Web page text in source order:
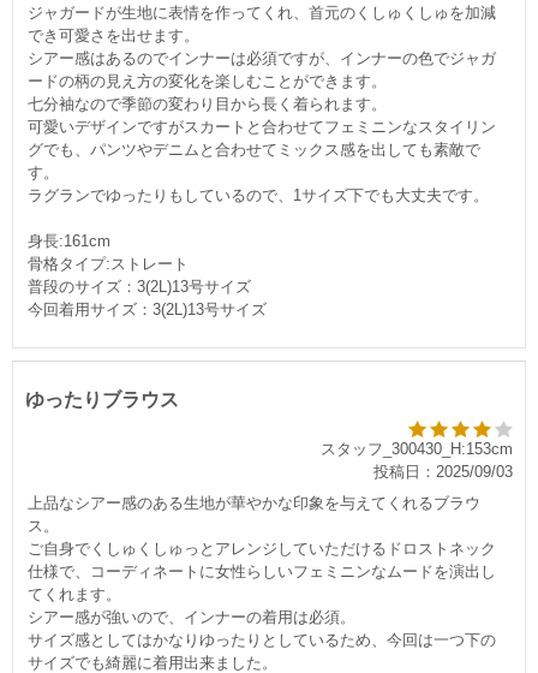
ジャガードが生地に表情を作ってくれ、首元のくしゅくしゅを加減
でき可愛さを出せます。
シアー感はあるのでインナーは必須ですが、インナーの色でジャガ
ードの柄の見え方の変化を楽しむことができます。
七分袖なので季節の変わり目から長く着られます。
可愛いデザインですがスカートと合わせてフェミニンなスタイリン
グでも、パンツやデニムと合わせてミックス感を出しても素敵で
す。
ラグランでゆったりもしているので、1サイズ下でも大丈夫です。
身長:161cm
骨格タイプ:ストレート
普段のサイズ：3(2L)13号サイズ
今回着用サイズ：3(2L)13号サイズ
ゆったりブラウス
スタッフ_300430_H:153cm
投稿日：2025/09/03
上品なシアー感のある生地が華やかな印象を与えてくれるブラウ
ス。
ご自身でくしゅくしゅっとアレンジしていただけるドロストネック
仕様で、コーディネートに女性らしいフェミニンなムードを演出し
てくれます。
シアー感が強いので、インナーの着用は必須。
サイズ感としてはかなりゆったりとしているため、今回は一つ下の
サイズでも綺麗に着用出来ました。